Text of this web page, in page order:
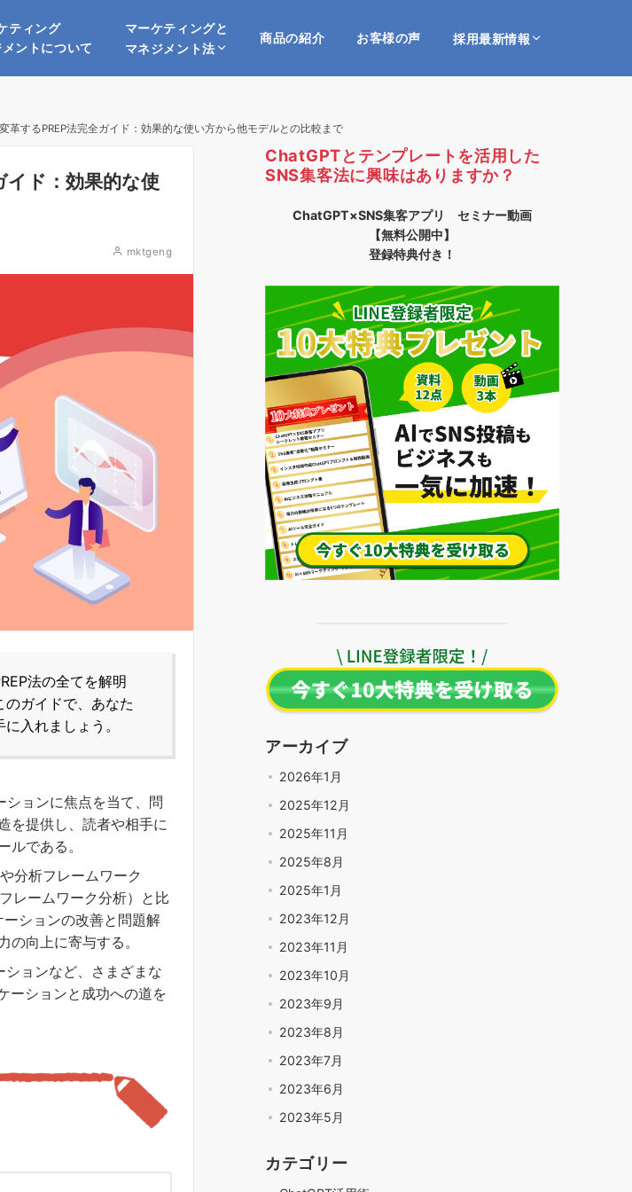
ティング
ントについて
マーケティングと
マネジメント法
商品の紹介 お客様の声 採用最新情報
革するPREP法完全ガイド：効果的な使い方から他モデルとの比較まで
イド：効果的な使
mktgeng
法の全てを解明
ガイドで、あなた
入れましょう。
ションに焦点を当て、問
を提供し、読者や相手に
ルである。
分析フレームワーク
レームワーク分析）と比
ションの改善と問題解
の向上に寄与する。
ョンなど、さまざまな
ーションと成功への道を
ChatGPTとテンプレートを活用した
SNS集客法に興味はありますか？
ChatGPT×SNS集客アプリ セミナー動画
【無料公開中】
登録特典付き！
アーカイブ
2026年1月
2025年12月
2025年11月
2025年8月
2025年1月
2023年12月
2023年11月
2023年10月
2023年9月
2023年8月
2023年7月
2023年6月
2023年5月
カテゴリー